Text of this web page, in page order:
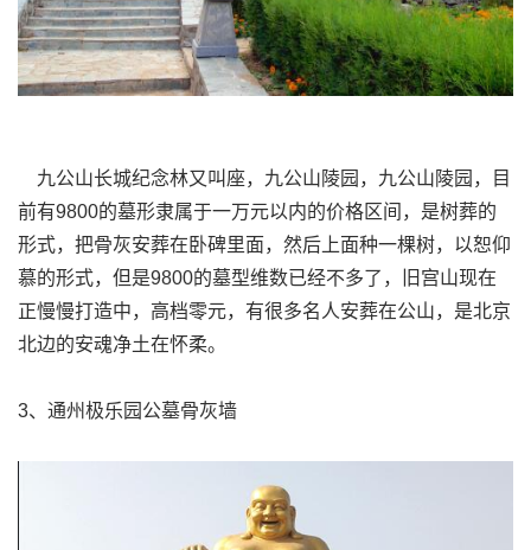
九公山长城纪念林又叫座，九公山陵园，九公山陵园，目
前有9800的墓形隶属于一万元以内的价格区间，是树葬的
形式，把骨灰安葬在卧碑里面，然后上面种一棵树，以恕仰
慕的形式，但是9800的墓型维数已经不多了，旧宫山现在
正慢慢打造中，高档零元，有很多名人安葬在公山，是北京
北边的安魂净土在怀柔。
3、通州极乐园公墓骨灰墙